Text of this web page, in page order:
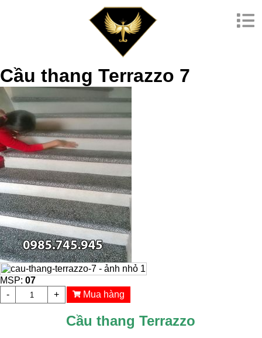
Cầu thang Terrazzo 7
MSP: 07
-
+ Mua hàng
Cầu thang Terrazzo